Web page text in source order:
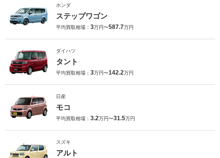
ホンダ
ステップワゴン
平均買取相場： 3万円〜587.7万円
ダイハツ
タント
平均買取相場： 3万円〜142.2万円
日産
モコ
平均買取相場： 3.2万円〜31.5万円
スズキ
アルト